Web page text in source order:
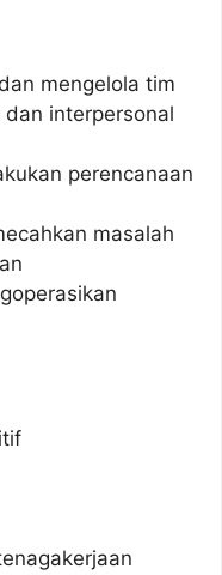
mengelola tim
dan interpersonal
perencanaan
masalah